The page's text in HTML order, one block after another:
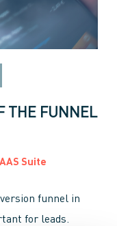
THE FUNNEL
Suite
funnel in
for leads.